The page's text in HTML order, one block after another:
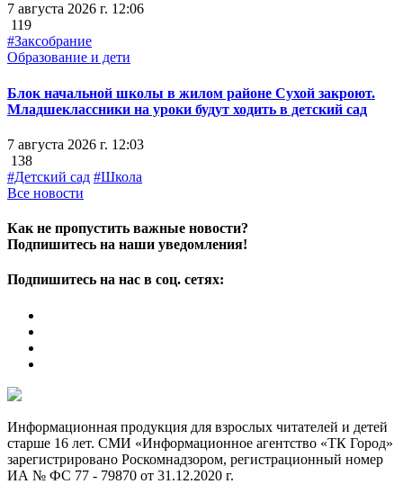
7 августа 2026 г. 12:06
119
#Заксобрание
Образование и дети
Блок начальной школы в жилом районе Сухой закроют.
Младшеклассники на уроки будут ходить в детский сад
7 августа 2026 г. 12:03
138
#Детский сад #Школа
Все новости
Как не пропустить важные новости?
Подпишитесь на наши уведомления!
Подпишитесь на нас в соц. сетях:
Информационная продукция для взрослых читателей и детей
старше 16 лет. СМИ «Информационное агентство «ТК Город»
зарегистрировано Роскомнадзором, регистрационный номер
ИА № ФС 77 - 79870 от 31.12.2020 г.